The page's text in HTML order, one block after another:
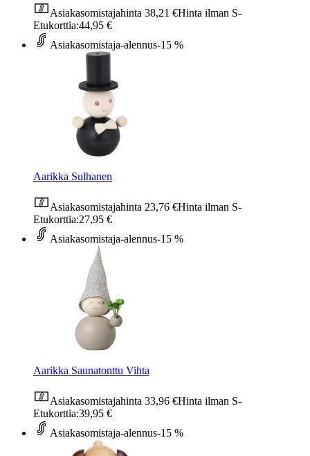
Asiakasomistajahinta 38,21 €Hinta ilman S-
Etukorttia:44,95 €
Asiakasomistaja-alennus-15 %
Aarikka Sulhanen
Asiakasomistajahinta 23,76 €Hinta ilman S-
Etukorttia:27,95 €
Asiakasomistaja-alennus-15 %
Aarikka Saunatonttu Vihta
Asiakasomistajahinta 33,96 €Hinta ilman S-
Etukorttia:39,95 €
Asiakasomistaja-alennus-15 %